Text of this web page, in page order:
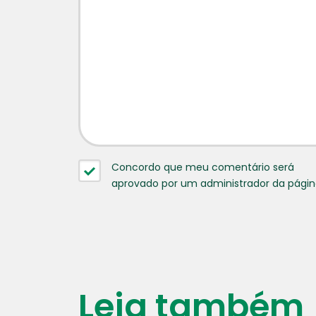
Concordo que meu comentário será
aprovado por um administrador da
Leia também